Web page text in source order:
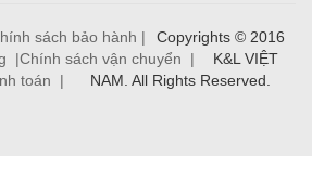
sách bảo hành |
|Chính sách vận chuyển |
toán |
Copyrights © 2016
K&L VIỆT
NAM. All Rights Reserved.